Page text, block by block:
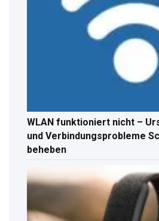
WLAN funktioniert nicht –
und Verbindungsprobleme
beheben